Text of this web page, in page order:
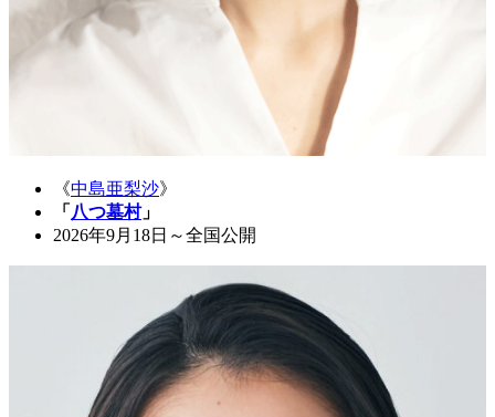
《中島亜梨沙》
「 八つ墓村」
2026年9月18日～全国公開